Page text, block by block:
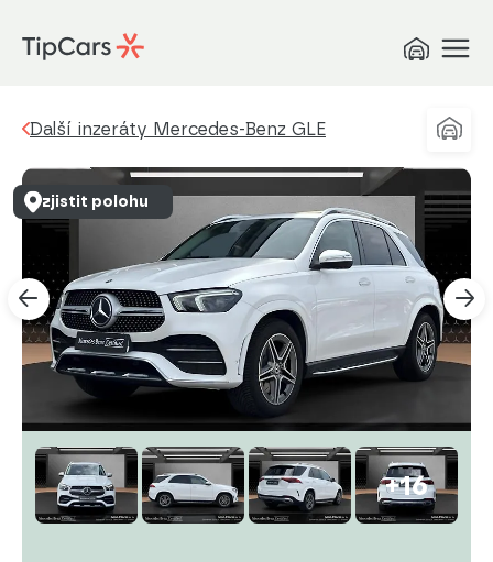
Další inzeráty Mercedes-Benz GLE
+16
zjistit polohu